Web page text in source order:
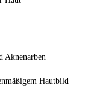
Aknenarben
Hautbild